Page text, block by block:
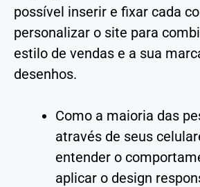
possível inserir e fixar cada
personalizar o site para
estilo de vendas e a sua
desenhos.
Como a maioria das
através de seus
entender o
aplicar o design